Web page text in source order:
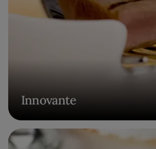
Innovante